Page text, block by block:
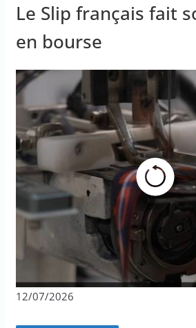
Le Slip français fait
en bourse
12/07/2026